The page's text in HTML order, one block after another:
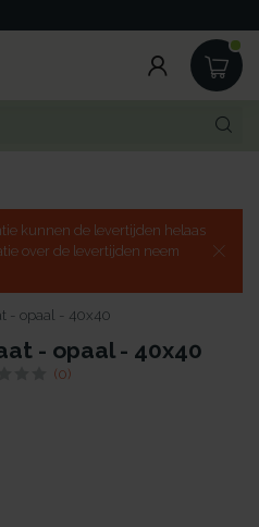
kunnen de levertijden helaas
over de levertijden neem
- opaal - 40x40
- opaal - 40x40
(0)